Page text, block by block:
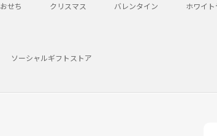
おせち クリスマス バレンタイン ホワイ
ソーシャルギフトストア